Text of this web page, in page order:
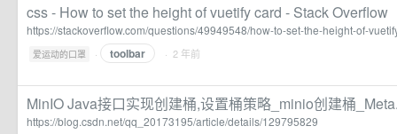
css - How to set the height of vuetify card - Stack Overflow
https://stackoverflow.com/questions/49949548/how-to-set-the-height-of-
爱运动的口罩 · toolbar · 2 年前
MinIO Java接口实现创建桶,设置桶策略_minio创建桶
https://blog.csdn.net/qq_20173195/article/details/129795829